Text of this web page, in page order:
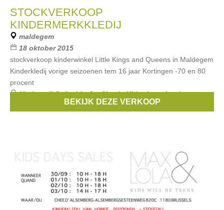
STOCKVERKOOP
KINDERMERKKLEDIJ
maldegem
18 oktober 2015
stockverkoop kinderwinkel Little Kings and Queens in Maldegem
Kinderkledij vorige seizoenen tem 16 jaar Kortingen -70 en 80
procent
Merken:Il Gufo,Liu Jo,Simple Kids,Anne kurris,
BEKIJK DEZE VERKOOP